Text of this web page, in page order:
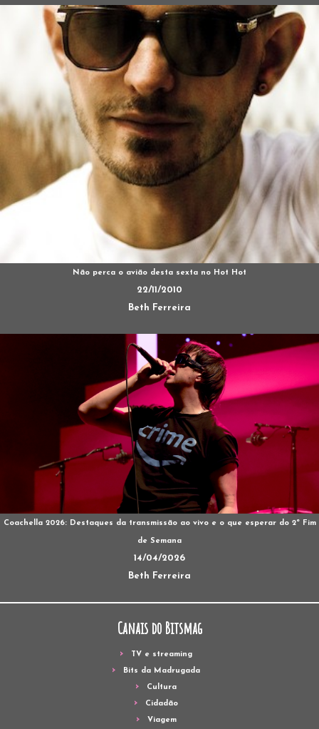
Não perca o avião desta sexta no Hot Hot
22/11/2010
Beth Ferreira
Coachella 2026: Destaques da transmissão ao vivo e o que esperar do 2º Fim
de Semana
14/04/2026
Beth Ferreira
Canais do Bitsmag
TV e streaming
Bits da Madrugada
Cultura
Cidadão
Viagem